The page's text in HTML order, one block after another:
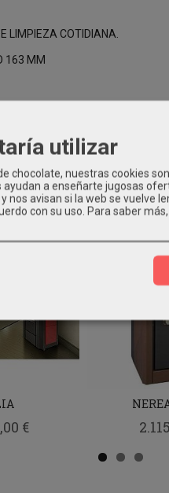
LIMPIEZA COTIDIANA.
163 MM
€
utilizar
chocolate, nuestras cookies
a enseñarte jugosas
avisan si la web se vuelve
con su uso. Para saber